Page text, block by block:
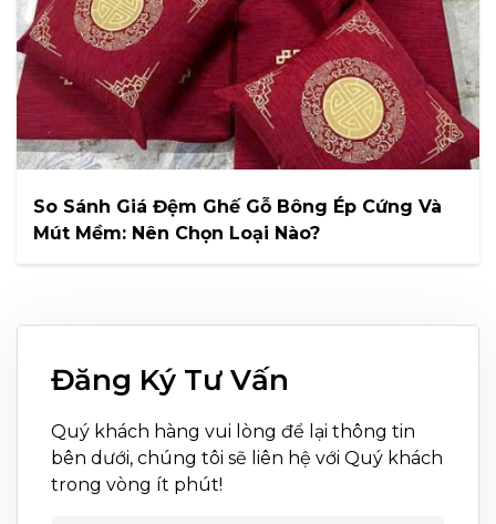
So Sánh Giá Đệm Ghế Gỗ Bông Ép Cứng Và
Mút Mềm: Nên Chọn Loại Nào?
Đăng Ký Tư Vấn
Quý khách hàng vui lòng để lại thông tin
bên dưới, chúng tôi sẽ liên hệ với Quý khách
trong vòng ít phút!